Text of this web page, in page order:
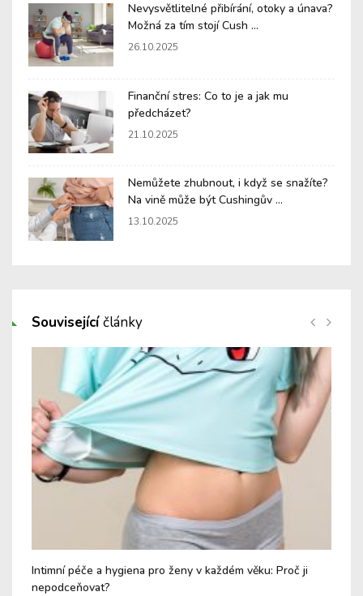
Nevysvětlitelné přibírání, otoky a únava?
Možná za tím stojí Cush ...
26.10.2025
Finanční stres: Co to je a jak mu
předcházet?
21.10.2025
Nemůžete zhubnout, i když se snažíte?
Na vině může být Cushingův ...
13.10.2025
Souvisejícíčlánky
Intimní péče a hygiena pro ženy v každém věku: Proč ji
nepodceňovat?